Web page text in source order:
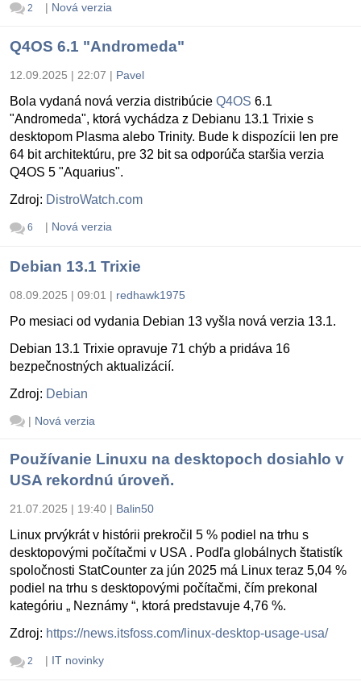
2 | Nová verzia
Q4OS 6.1 "Andromeda"
12.09.2025 | 22:07 | Pavel
Bola vydaná nová verzia distribúcie Q4OS 6.1
"Andromeda", ktorá vychádza z Debianu 13.1 Trixie s
desktopom Plasma alebo Trinity. Bude k dispozícii len pre
64 bit architektúru, pre 32 bit sa odporúča staršia verzia
Q4OS 5 "Aquarius".
Zdroj: DistroWatch.com
6 | Nová verzia
Debian 13.1 Trixie
08.09.2025 | 09:01 | redhawk1975
Po mesiaci od vydania Debian 13 vyšla nová verzia 13.1.
Debian 13.1 Trixie opravuje 71 chýb a pridáva 16
bezpečnostných aktualizácií.
Zdroj: Debian
| Nová verzia
Používanie Linuxu na desktopoch dosiahlo v
USA rekordnú úroveň.
21.07.2025 | 19:40 | Balin50
Linux prvýkrát v histórii prekročil 5 % podiel na trhu s
desktopovými počítačmi v USA . Podľa globálnych štatistík
spoločnosti StatCounter za jún 2025 má Linux teraz 5,04 %
podiel na trhu s desktopovými počítačmi, čím prekonal
kategóriu „ Neznámy “, ktorá predstavuje 4,76 %.
Zdroj: https://news.itsfoss.com/linux-desktop-usage-usa/
2 | IT novinky